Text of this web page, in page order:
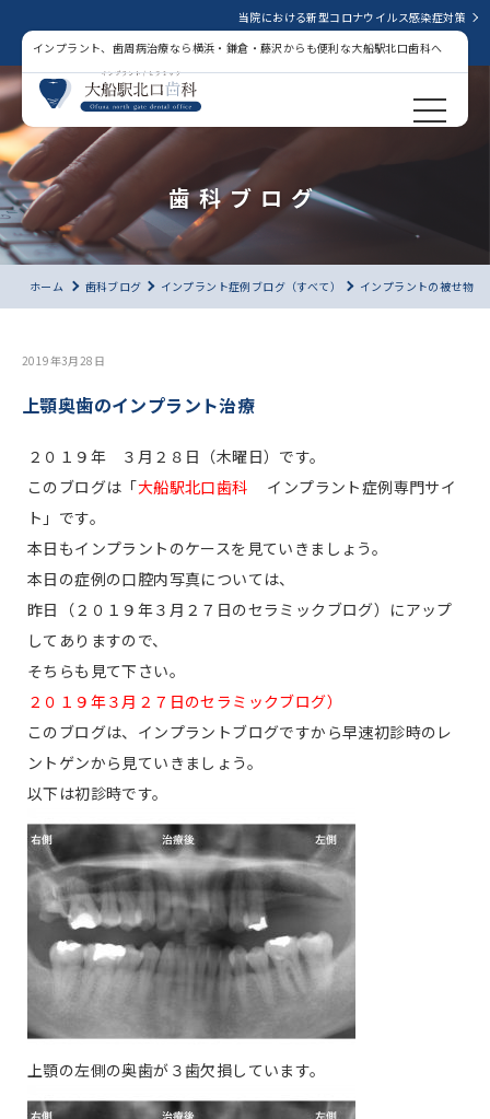
当院における新型コロナウイルス感染症対策
インプラント、歯周病治療なら横浜・鎌倉・藤沢からも便利な大船駅北口歯科へ
歯科ブログ
ホーム 歯科ブログ インプラント症例ブログ（すべて） インプラントの被せ物
2019年3月28日
上顎奥歯のインプラント治療
２０１９年 ３月２８日（木曜日）です。
このブログは「大船駅北口歯科
インプラント症例専門サイ
ト」です。
本日もインプラントのケースを見ていきましょう。
本日の症例の口腔内写真については、
昨日（２０１９年３月２７日のセラミックブログ）にアップ
してありますので、
そちらも見て下さい。
２０１９年３月２７日のセラミックブログ）
このブログは、インプラントブログですから早速初診時のレ
ントゲンから見ていきましょう。
以下は初診時です。
上顎の左側の奥歯が３歯欠損しています。